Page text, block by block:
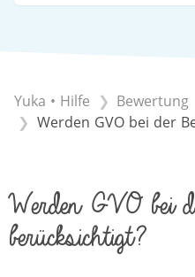
Yuka • Hilfe ​Bewertung
Werden GVO bei der
Werden GVO bei
berücksichtigt?